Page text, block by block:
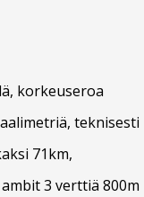
korkeuseroa
teknisesti
71km,
3 verttiä 800m